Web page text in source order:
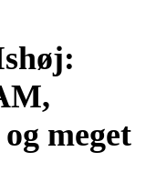
meget